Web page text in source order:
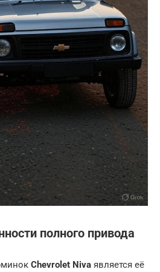
полного привода
Chevrolet Niva является её